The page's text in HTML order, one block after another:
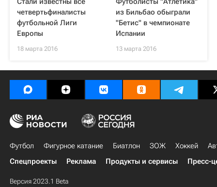
четвертьфиналисты
футбольной Лиги
Европы
18 марта 2016
из Бильбао обыграли
"Бетис" в чемпионате
Испании
13 марта 2016
Футбол Фигурное катание Биатлон ЗОЖ Хоккей
Спецпроекты
Реклама Продукты и сервисы Пресс-
Версия 2023.1 Beta